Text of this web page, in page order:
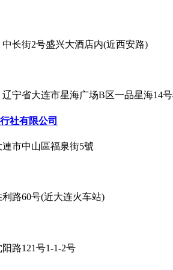
长街2号盛兴大酒店内(近西安路)
宁省大连市星海广场B区一品星海14号
社有限公司
市中山區福泉街5號
路60号(近大连火车站)
路121号1-1-2号